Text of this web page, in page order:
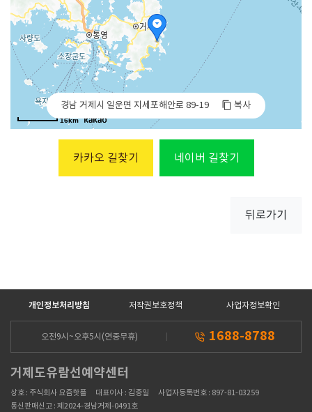
16km
경남 거제시 일운면 지세포해안로 89-19 복사
카카오 길찾기 네이버 길찾기
뒤로가기
개인정보처리방침 저작권보호정책 사업자정보확인
오전9시~오후5시(연중무휴) 1688-8788
거제도유람선예약센터
상호 : 주식회사 요즘핫플 대표이사 : 김종일
사업자등록번호 : 897-81-03259
통신판매신고 : 제2024-경남거제-0491호